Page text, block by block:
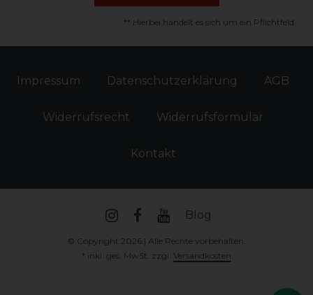
** Hierbei handelt es sich um ein Pflichtfeld.
Impressum Daten­schutz­erklärung AGB
Widerrufs­recht Widerrufs­formular
Kontakt
Blog
© Copyright 2026 | Alle Rechte vorbehalten.
* inkl. ges. MwSt. zzgl. Versandkosten